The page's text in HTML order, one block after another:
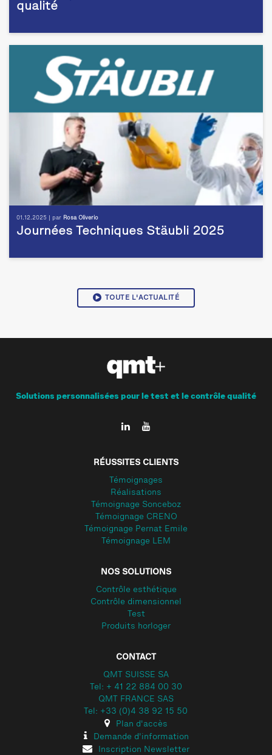
qualité
01.12.2025 | par Rosa Oliverio
Journées Techniques Stäubli 2025
TOUTE L'ACTUALITÉ
Solutions personnalisées pour le test et le contrôle qualité
RÉUSSITES CLIENTS
Témoignages
Réalisations
Témoignage Sonceboz
Témoignage CRENO
Témoignage Pernat Emile
Témoignage LEM
NOS SOLUTIONS
Contrôle esthétique
Contrôle dimensionnel
Test
Produits horloger
CONTACT
QMT SUISSE SA
Tel: + 41 22 884 00 30
QMT FRANCE SAS
Tel: +33 (0)4 38 92 15 50
Plan d'accès
Demande d'information
Inscription Newsletter